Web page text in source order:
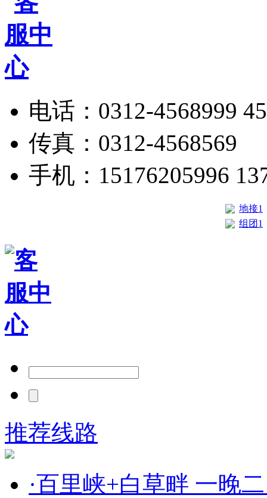
电话：0312-4568999
传真：0312-4568569
手机：15176205996
地接1
组团1
推荐线路
·百里峡+白草畔 一晚